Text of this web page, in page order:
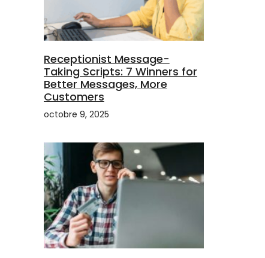
Receptionist Message-
Taking Scripts: 7 Winners for
Better Messages, More
Customers
octobre 9, 2025